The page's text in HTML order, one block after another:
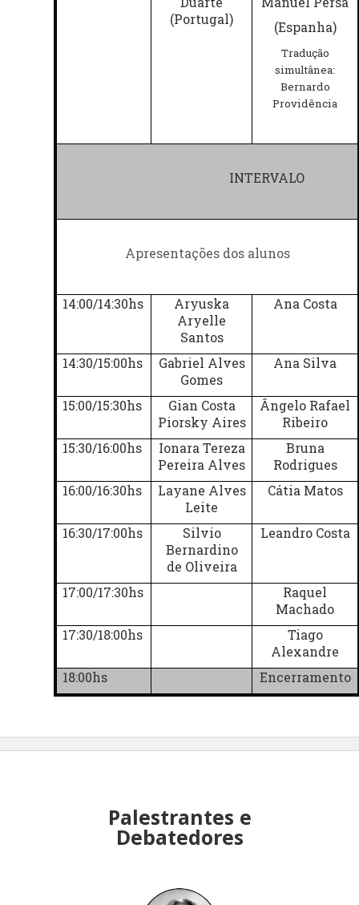
(Espanha)
Tradução
simultânea:
Bernardo
Providência
(Portugal)
INTERVALO
Apresentações dos alunos
14:00/14:30hs
Aryuska
Aryelle
Santos
Ana Costa
14:30/15:00hs
Gabriel Alves
Gomes
Ana Silva
15:00/15:30hs
Gian Costa
Piorsky Aires
Ângelo Rafael
Ribeiro
15:30/16:00hs
Ionara Tereza
Pereira Alves
Bruna
Rodrigues
16:00/16:30hs
Layane Alves
Leite
Cátia Matos
16:30/17:00hs
Silvio
Bernardino
de Oliveira
Leandro Costa
17:00/17:30hs
Raquel
Machado
17:30/18:00hs
Tiago
Alexandre
18:00hs
Encerramento
Palestrantes e
Debatedores